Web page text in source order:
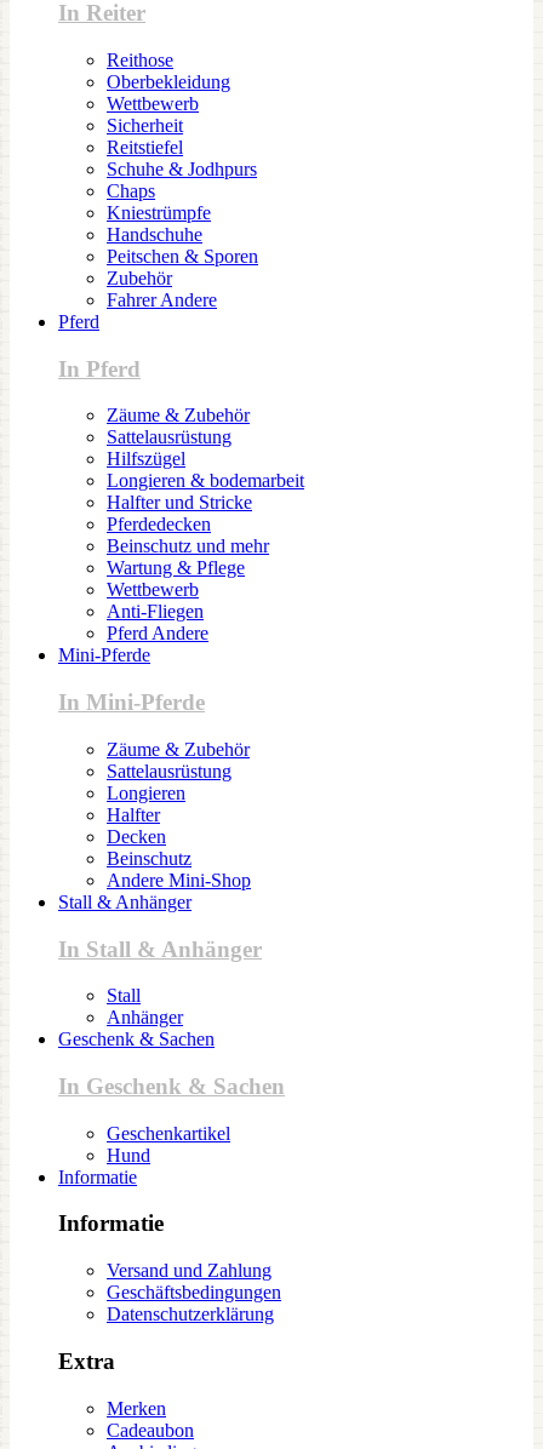
In Reiter
Reithose
Oberbekleidung
Wettbewerb
Sicherheit
Reitstiefel
Schuhe & Jodhpurs
Chaps
Kniestrümpfe
Handschuhe
Peitschen & Sporen
Zubehör
Fahrer Andere
Pferd
In Pferd
Zäume & Zubehör
Sattelausrüstung
Hilfszügel
Longieren & bodemarbeit
Halfter und Stricke
Pferdedecken
Beinschutz und mehr
Wartung & Pflege
Wettbewerb
Anti-Fliegen
Pferd Andere
Mini-Pferde
In Mini-Pferde
Zäume & Zubehör
Sattelausrüstung
Longieren
Halfter
Decken
Beinschutz
Andere Mini-Shop
Stall & Anhänger
In Stall & Anhänger
Stall
Anhänger
Geschenk & Sachen
In Geschenk & Sachen
Geschenkartikel
Hund
Informatie
Informatie
Versand und Zahlung
Geschäftsbedingungen
Datenschutzerklärung
Extra
Merken
Cadeaubon